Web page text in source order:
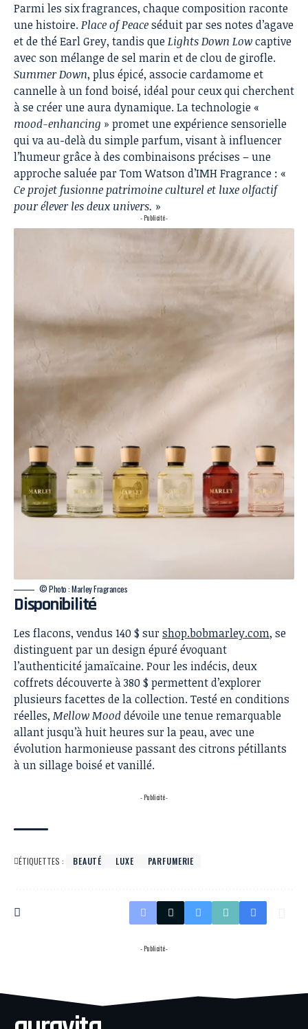
Parmi les six fragrances, chaque composition raconte
une histoire.Place of Peaceséduit par ses notes d’agave
et de thé Earl Grey, tandis queLights Down Lowcaptive
avec son mélange de sel marin et de clou de girofle.
Summer Down, plus épicé, associe cardamome et
cannelle à un fond boisé, idéal pour ceux qui cherchent
à se créer une aura dynamique. La technologie «
mood-enhancing » promet une expérience sensorielle
qui va au-delà du simple parfum, visant à influencer
l’humeur grâce à des combinaisons précises – une
approche saluée par Tom Watson d’IMH Fragrance : «
Ce projet fusionne patrimoine culturel et luxe olfactif
pour élever les deux univers. »
- Publicité -
© Photo : Marley Fragrances
Disponibilité
Les flacons, vendus 140 $ surshop.bobmarley.com, se
distinguent par un design épuré évoquant
l’authenticité jamaïcaine. Pour les indécis, deux
coffrets découverte à 380 $ permettent d’explorer
plusieurs facettes de la collection. Testé en conditions
réelles, Mellow Mooddévoile une tenue remarquable
allant jusqu’à huit heures sur la peau, avec une
évolution harmonieuse passant des citrons pétillants
à un sillage boisé et vanillé.
- Publicité -
ÉTIQUETTES : BEAUTÉ LUXE PARFUMERIE
- Publicité -